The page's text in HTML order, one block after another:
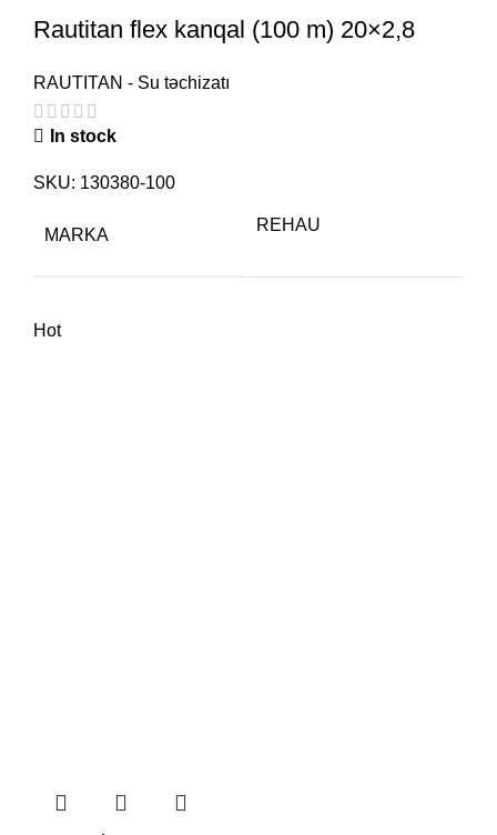
Rautitan flex kanqal (100 m) 20×2,8
RAUTITAN - Su təchizatı
In stock
SKU: 130380-100
MARKA
REHAU
Hot